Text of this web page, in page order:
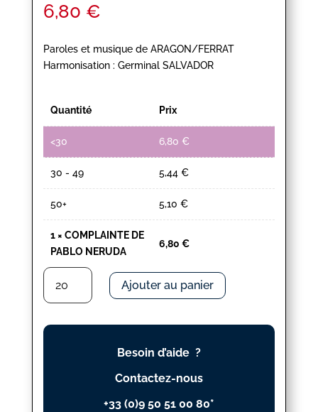
6,80 €
Paroles et musique de ARAGON/FERRAT
Harmonisation : Germinal SALVADOR
Quantité Prix
<30 6,80 €
30 - 49 5,44 €
50+ 5,10 €
1× COMPLAINTE DE
PABLO NERUDA
6,80 €
quantité
COMPLAINTE
DE
Ajouter au panier
Besoin d’aide ?
Contactez-nous
+33 (0)9 50 51 00 80*